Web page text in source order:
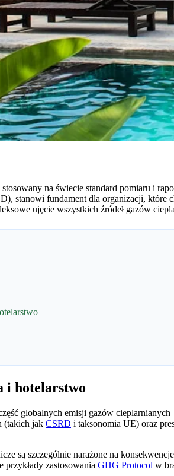
na świecie standard pomiaru i
stanowi fundament dla organizacji,
ujęcie wszystkich źródeł gazów
i hotelarstwo
globalnych emisji gazów
(takich jak CSRD i taksonomia UE) oraz
są szczególnie narażone na
przykłady zastosowania GHG Protocol w